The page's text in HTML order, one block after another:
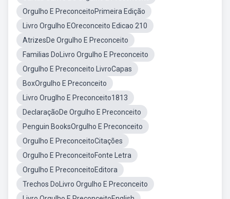
Orgulho E PreconceitoPrimeira Edição
Livro Orgulho EOreconceito Edicao 210
AtrizesDe Orgulho E Preconceito
Familias DoLivro Orgulho E Preconceito
Orgulho E Preconceito LivroCapas
BoxOrgulho E Preconceito
Livro Oruglho E Preconceito1813
DeclaraçãoDe Orgulho E Preconceito
Penguin BooksOrgulho E Preconceito
Orgulho E PreconceitoCitações
Orgulho E PreconceitoFonte Letra
Orgulho E PreconceitoEditora
Trechos DoLivro Orgulho E Preconceito